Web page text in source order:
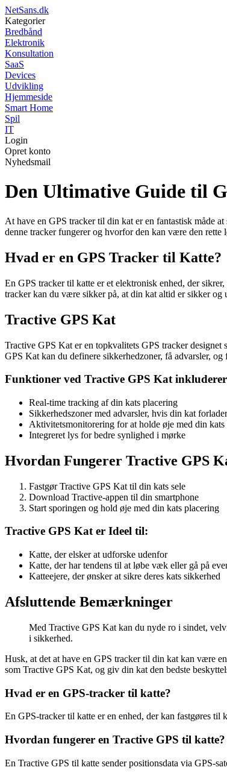
NetSans.dk
Kategorier
Bredbånd
Elektronik
Konsultation
SaaS
Devices
Udvikling
Hjemmeside
Smart Home
Spil
IT
Login
Opret konto
Nyhedsmail
Den Ultimative Guide til
At have en GPS tracker til din kat er en fantastisk måde
denne tracker fungerer og hvorfor den kan være den rette
Hvad er en GPS Tracker til Katte?
En GPS tracker til katte er et elektronisk enhed, der
tracker kan du være sikker på, at din kat altid er sikker og
Tractive GPS Kat
Tractive GPS Kat er en topkvalitets GPS tracker
GPS Kat kan du definere sikkerhedzoner, få advarsler,
Funktioner ved Tractive GPS Kat
Real-time tracking af din kats placering
Sikkerhedszoner med advarsler, hvis din kat
Aktivitetsmonitorering for at holde øje med din
Integreret lys for bedre synlighed i mørke
Hvordan Fungerer Tractive GPS
Fastgør Tractive GPS Kat til din kats sele
Download Tractive-appen til din smartphone
Start sporingen og hold øje med din kats placering
Tractive GPS Kat er Ideel til:
Katte, der elsker at udforske udenfor
Katte, der har tendens til at løbe væk eller gå på
Katteejere, der ønsker at sikre deres kats sikkerhed
Afsluttende Bemærkninger
Med Tractive GPS Kat kan du nyde ro i sindet,
i sikkerhed.
Husk, at det at have en GPS tracker til din kat kan være
som Tractive GPS Kat, og giv din kat den bedste
Hvad er en GPS-tracker til katte?
En GPS-tracker til katte er en enhed, der kan fastgøres til
Hvordan fungerer en Tractive GPS til katte?
En Tractive GPS til katte sender positionsdata via GPS-